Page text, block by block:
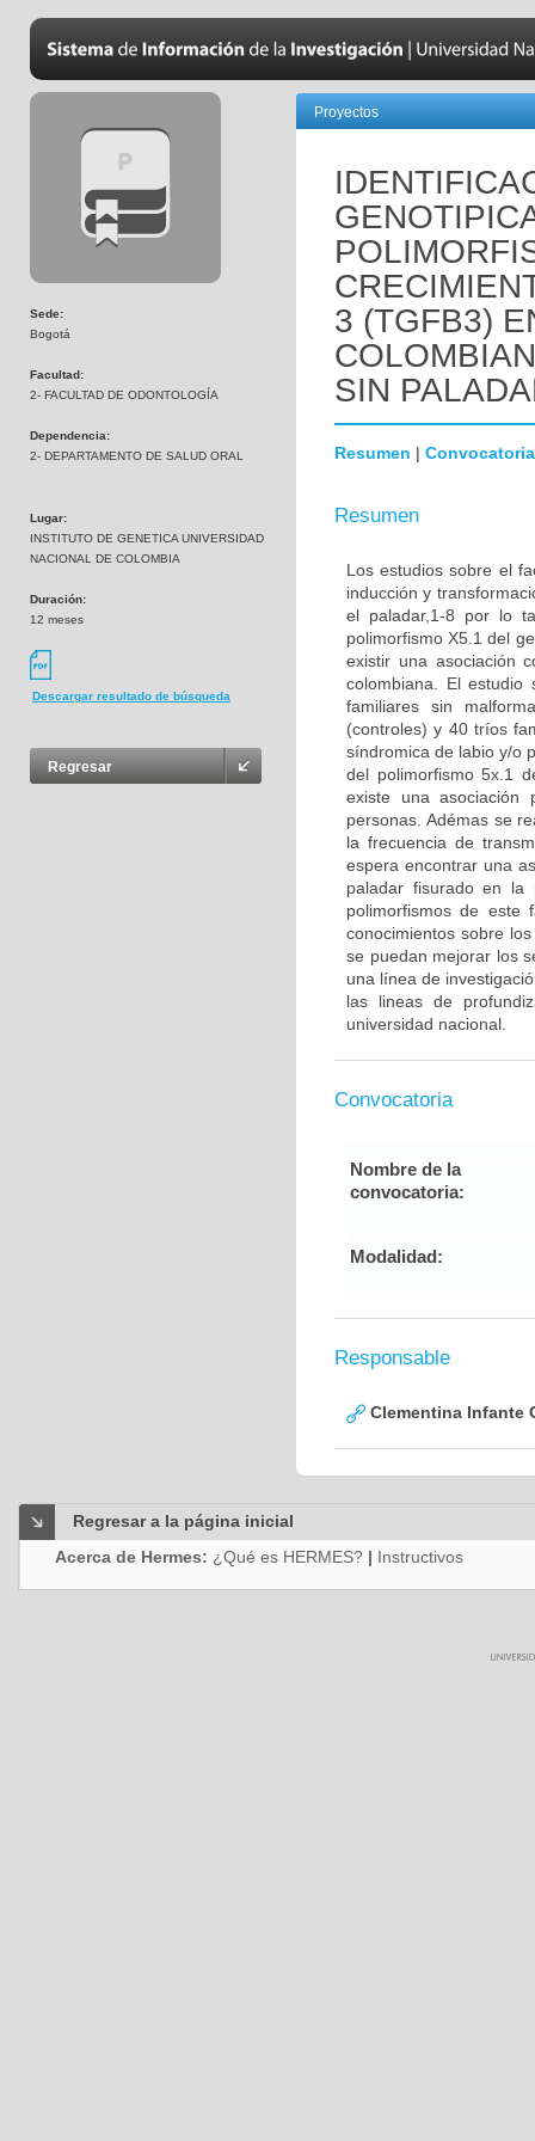
Sede:
Bogotá
Facultad:
2- FACULTAD DE ODONTOLOGÍA
Dependencia:
2- DEPARTAMENTO DE SALUD ORAL
Lugar:
INSTITUTO DE GENETICA UNIVERSIDAD
NACIONAL DE COLOMBIA
Duración:
12 meses
Descargar resultado de búsqueda
Regresar
Proyectos
3 (TGFB3)
SIN
Resumen | Convocatoria
Resumen
Los estudios sobre el
inducción y
el paladar,1-8 por lo
polimorfismo X5.1 del
existir una asociación
colombiana. El
familiares sin
(controles) y 40 tríos
síndromica de labio y/o
del polimorfismo 5x.1
existe una asociación
personas. Adémas se
la frecuencia de
espera encontrar una
paladar fisurado en la
polimorfismos de este
conocimientos sobre
se puedan mejorar los
una línea de
las lineas de
universidad nacional.
Convocatoria
Nombre de la
convocatoria:
Modalidad:
Responsable
Clementina Infante
Regresar a la página inicial
Acerca de Hermes: ¿Qué es HERMES? | Instructivos